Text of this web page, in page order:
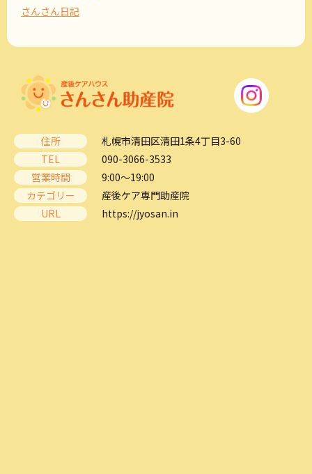
さんさん日記
住所
札幌市清田区清田1条4丁目3-60
TEL
090-3066-3533
営業時間
9:00～19:00
カテゴリー
産後ケア専門助産院
URL
https://jyosan.in